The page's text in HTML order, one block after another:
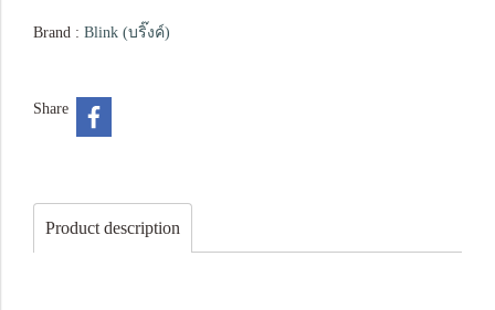
Brand : Blink (บริ๊งค์)
Share
Product description